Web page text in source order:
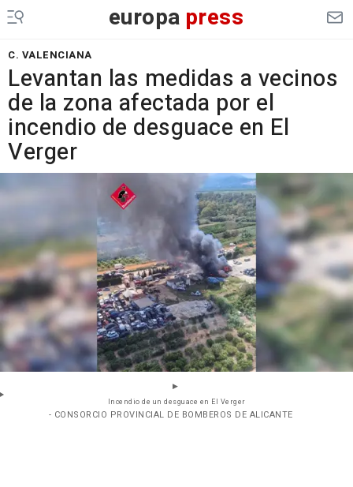
europa press
C. VALENCIANA
Levantan las medidas a vecinos
de la zona afectada por el
incendio de desguace en El
Verger
Incendio de un desguace en El Verger
- CONSORCIO PROVINCIAL DE BOMBEROS DE ALICANTE